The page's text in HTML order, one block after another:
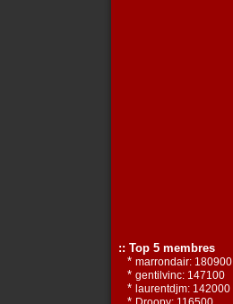
:: Top 5 membres
* marrondair: 180900
* gentilvinc: 147100
* laurentdjm: 142000